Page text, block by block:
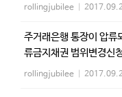
rollingjubilee
주거래은행 통장이 압류
류금지채권 범위변경신
rollingjubilee